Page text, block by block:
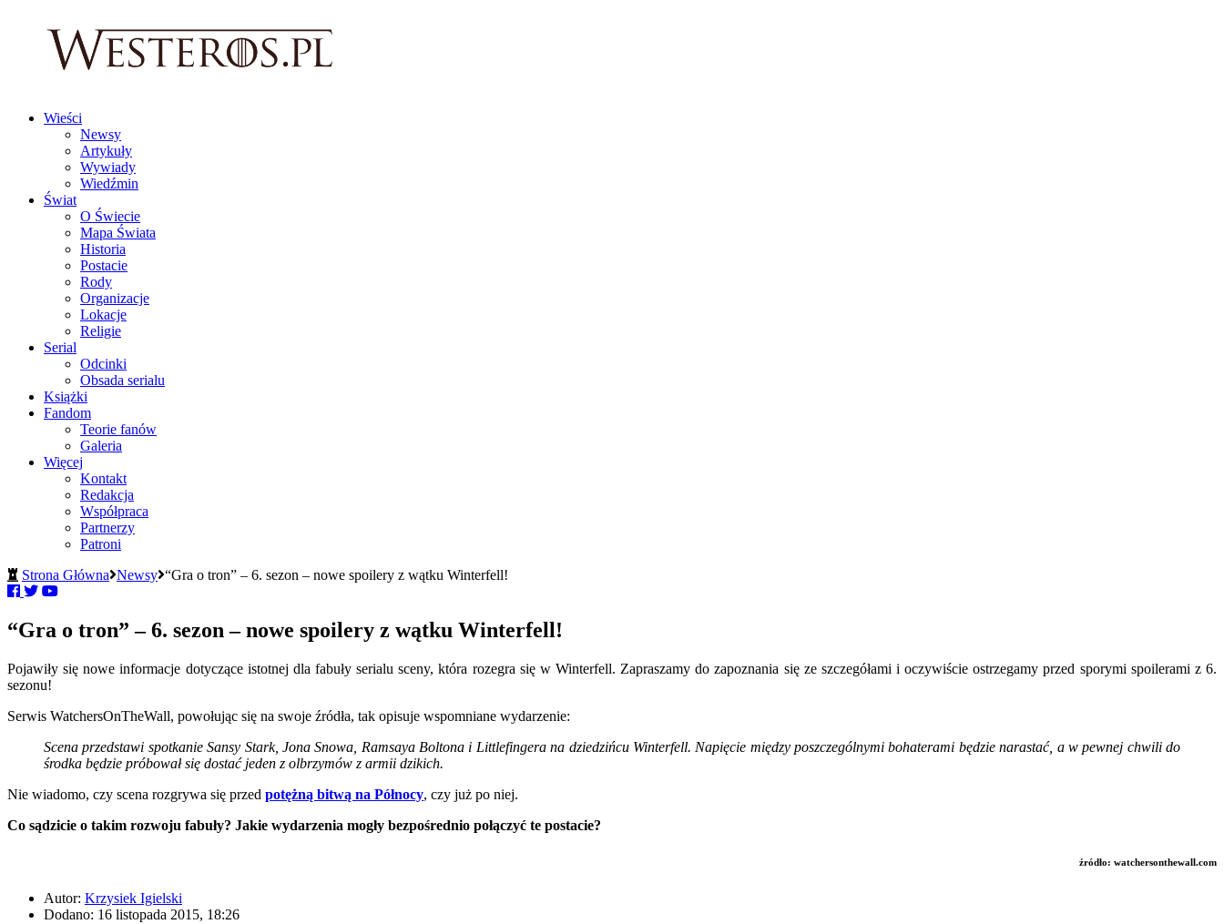
Wieści
Newsy
Artykuły
Wywiady
Wiedźmin
Świat
O Świecie
Mapa Świata
Historia
Postacie
Rody
Organizacje
Lokacje
Religie
Serial
Odcinki
Obsada serialu
Książki
Fandom
Teorie fanów
Galeria
Więcej
Kontakt
Redakcja
Współpraca
Partnerzy
Patroni
Strona Główna Newsy “Gra o tron” – 6. sezon – nowe spoilery z wątku Winterfell!
“Gra o tron” – 6. sezon – nowe spoilery z wątku Winterfell!
Pojawiły się nowe informacje dotyczące istotnej dla fabuły serialu sceny, która rozegra się w Winterfell. Zapraszamy do zapoznania się ze szczegółami i oczywiście ostrzegamy przed sporymi spoilerami z 6.
sezonu!
Serwis WatchersOnTheWall, powołując się na swoje źródła, tak opisuje wspomniane wydarzenie:
Scena przedstawi spotkanie Sansy Stark, Jona Snowa, Ramsaya Boltona i Littlefingera na dziedzińcu Winterfell. Napięcie między poszczególnymi bohaterami będzie narastać, a w pewnej chwili do
środka będzie próbował się dostać jeden z olbrzymów z armii dzikich.
Nie wiadomo, czy scena rozgrywa się przed potężną bitwą na Północy, czy już po niej.
Co sądzicie o takim rozwoju fabuły? Jakie wydarzenia mogły bezpośrednio połączyć te postacie?
źródło: watchersonthewall.com
Autor: Krzysiek Igielski
Dodano: 16 listopada 2015, 18:26